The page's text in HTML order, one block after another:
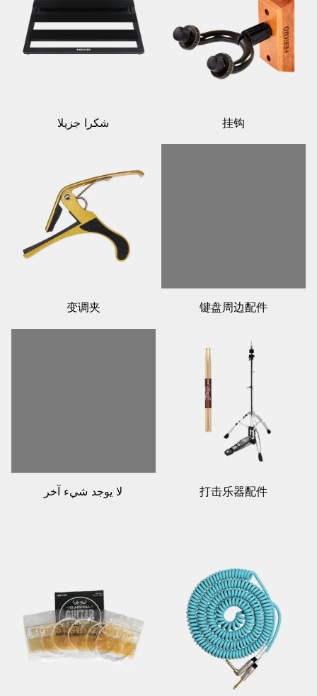
شكرا جزيلا 挂钩
变调夹 键盘周边配件
لا يوجد شيء آخر 打击乐器配件